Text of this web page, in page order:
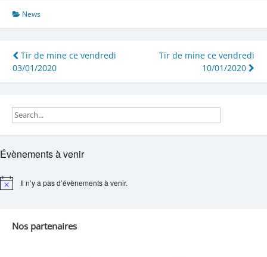
News
Navigation
de
Tir de mine ce vendredi
03/01/2020
Tir de mine ce vendredi
10/01/2020
Évènements à venir
Notice Il n’y a pas d’évènements à venir.
Nos partenaires